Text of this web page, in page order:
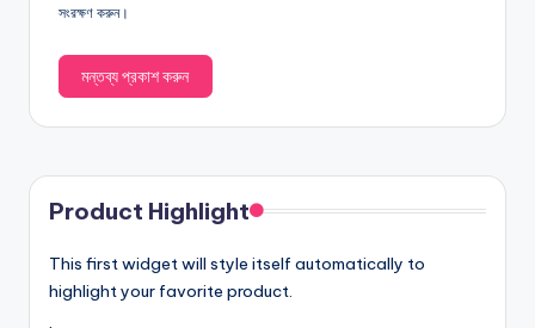
সংরক্ষণ করুন।
Product Highlight
This first widget will style itself automatically to
highlight your favorite product.